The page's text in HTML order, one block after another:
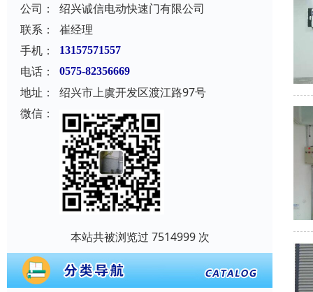
公司：
绍兴诚信电动快速门有限公司
联系：
崔经理
手机：
13157571557
电话： 0575-82356669
地址：
绍兴市上虞开发区渡江路97号
微信：
本站共被浏览过 7514999 次